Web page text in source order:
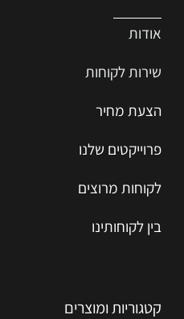
אודות
שירות לקוחות
הצעת מחיר
פרוייקטים שלנו
לקוחות מרוצים
בין לקוחותינו
קטגוריות ומוצרים